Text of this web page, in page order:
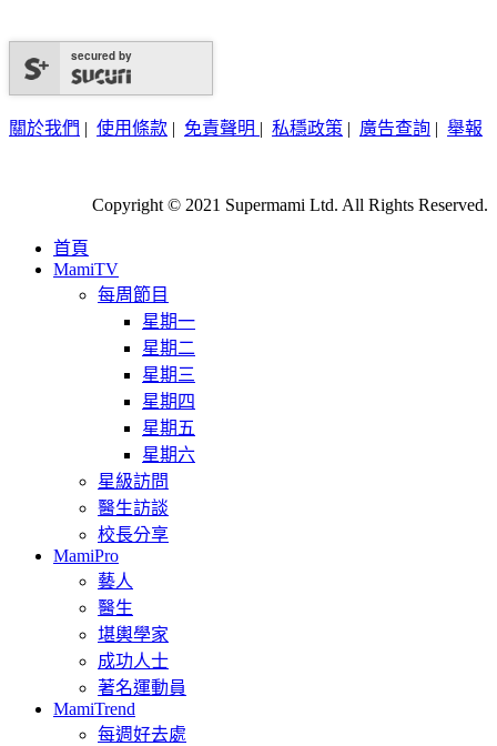
secured by
關於我們 | 使用條款 | 免責聲明 | 私穩政策 | 廣告查詢 | 舉報
Copyright © 2021 Supermami Ltd. All Rights Reserved.
首頁
MamiTV
每周節目
星期一
星期二
星期三
星期四
星期五
星期六
星級訪問
醫生訪談
校長分享
MamiPro
藝人
醫生
堪輿學家
成功人士
著名運動員
MamiTrend
每週好去處